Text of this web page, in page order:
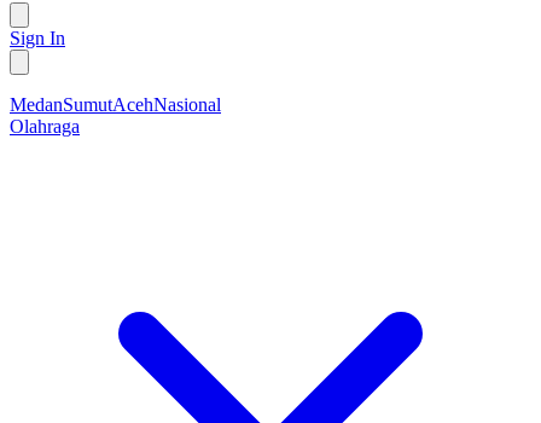
Sign In
MedanSumutAcehNasional
Olahraga